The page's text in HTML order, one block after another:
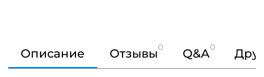
Описание Отзывы0 Q&A0